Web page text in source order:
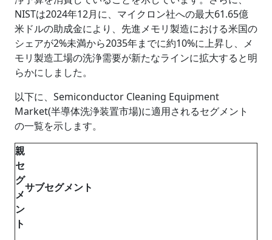
NISTは2024年12月に、マイクロン社への最大61.65億
米ドルの助成金により、先進メモリ製造における米国の
シェアが2%未満から2035年までに約10%に上昇し、メ
モリ製造工場の洗浄需要が新たなラインに拡大すると明
らかにしました。
以下に、Semiconductor Cleaning Equipment
Market(半導体洗浄装置市場)に適用されるセグメント
の一覧を示します。
親
セ
グ
メ
ン
ト
サブセグメント